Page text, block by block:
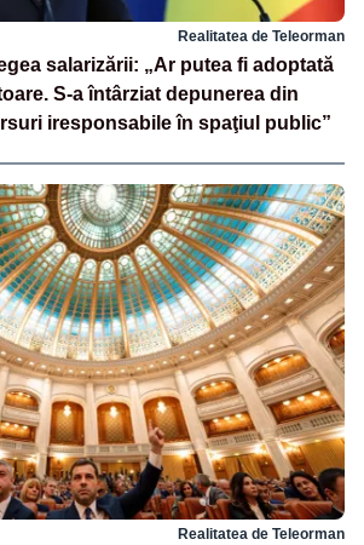
Realitatea de Teleorman
salarizării: „Ar putea fi adoptată
S-a întârziat depunerea din
iresponsabile în spaţiul public”
Realitatea de Teleorman